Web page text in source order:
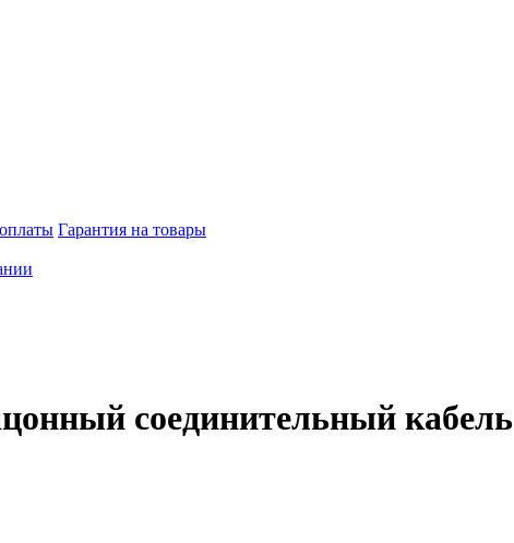
Гарантия на товары
соединительный кабель